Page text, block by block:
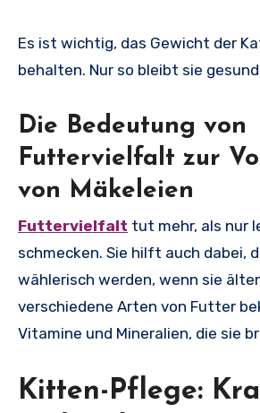
Es ist wichtig, das Gewicht der
behalten. Nur so bleibt sie
Die Bedeutung von
Futtervielfalt zur
von Mäkeleien
Futtervielfalt tut mehr, als nur
schmecken. Sie hilft auch dabei,
wählerisch werden, wenn sie
verschiedene Arten von Futter
Vitamine und Mineralien, die sie
Kitten-Pflege: